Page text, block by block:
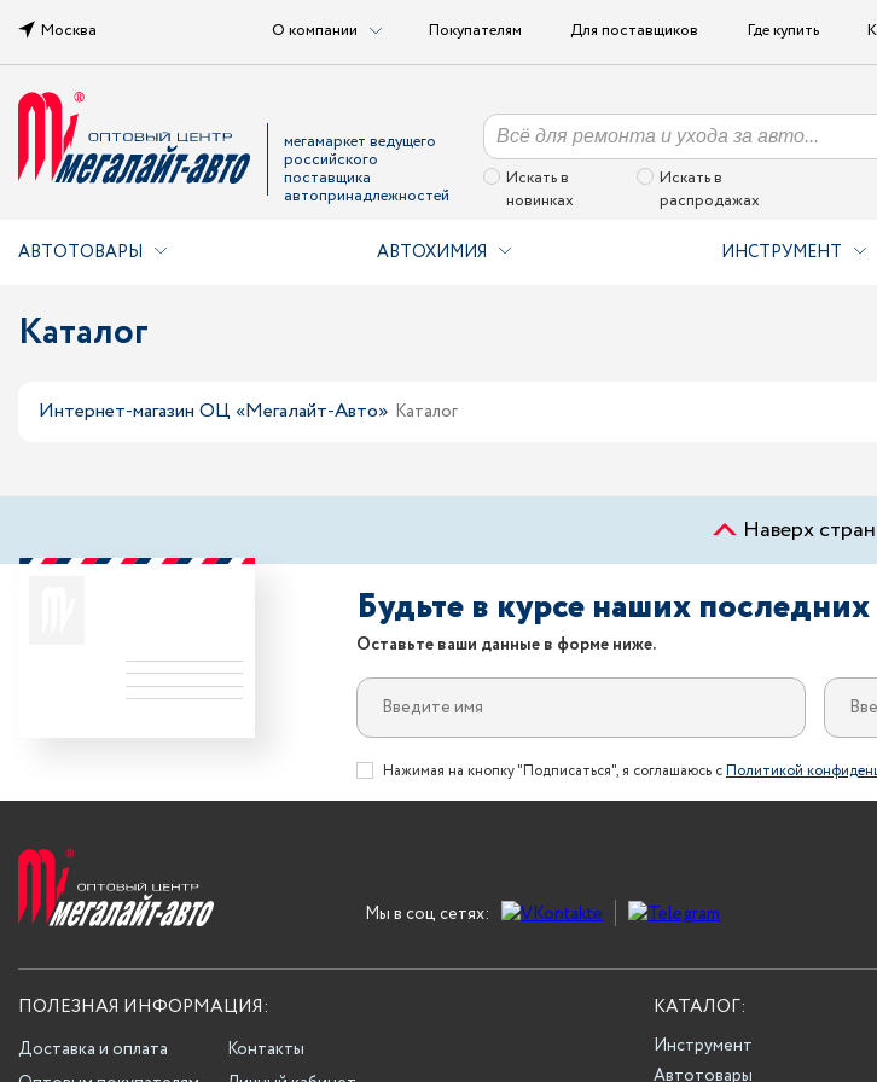
Москва О компании Покупателям Для поставщиков Где купить
мегамаркет ведущего
российского
поставщика
автопринадлежностей
Искать в
новинках
Искать в
распродажах
АВТОТОВАРЫ АВТОХИМИЯ ИНСТРУМЕНТ
Каталог
Интернет-магазин ОЦ «Мегалайт-Авто» Каталог
Наверх
Будьте в курсе наших
Оставьте ваши данные в форме ниже.
Нажимая на кнопку "Подписаться", я соглашаюсь сПолитикой
Мы в соц сетях:
ПОЛЕЗНАЯ ИНФОРМАЦИЯ:
Доставка и оплата
Контакты
КАТАЛОГ:
Инструмент
Автотовары